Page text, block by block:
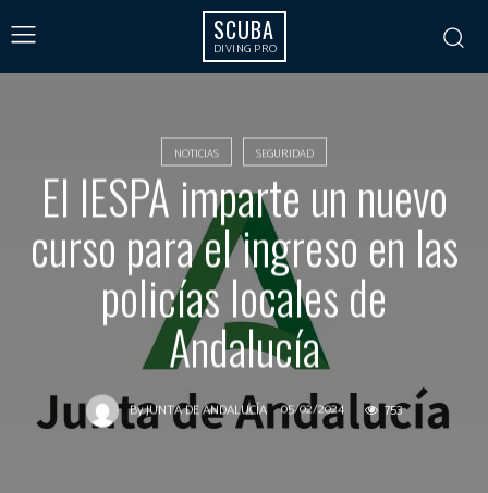
SCUBA
DIVING PRO
NOTICIAS SEGURIDAD
El IESPA imparte un nuevo
curso para el ingreso en las
policías locales de
Andalucía
ByJUNTA DE ANDALUCÍA 05/02/2024 753